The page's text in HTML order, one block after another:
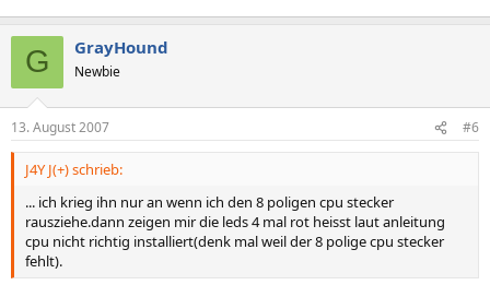
G GrayHound
Newbie
13. August 2007 #6
J4Y J(+) schrieb:
... ich krieg ihn nur an wenn ich den 8 poligen cpu stecker
rausziehe.dann zeigen mir die leds 4 mal rot heisst laut anleitung
cpu nicht richtig installiert(denk mal weil der 8 polige cpu stecker
fehlt).